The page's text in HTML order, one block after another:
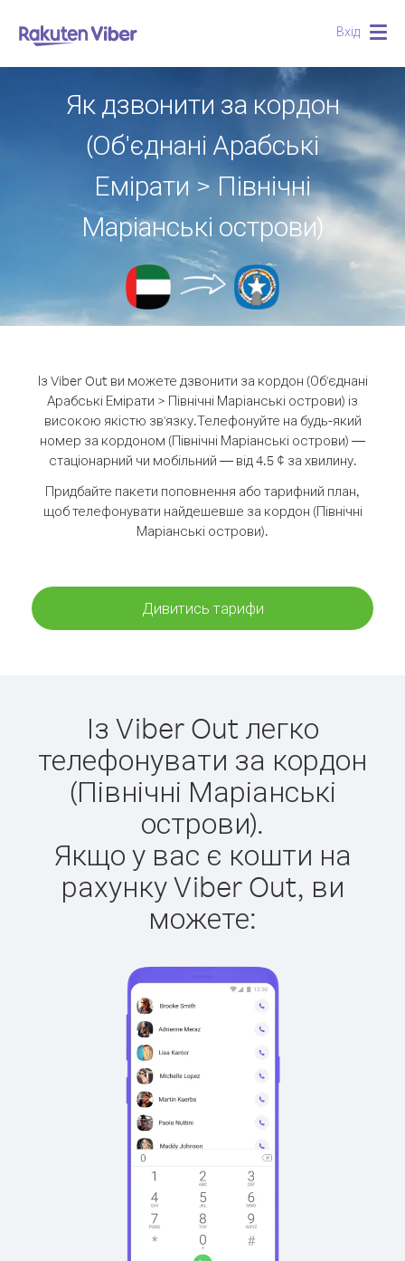
Вхід
Як дзвонити за кордон
(Об'єднані Арабські
Емірати > Північні
Маріанські острови)
Із Viber Out ви можете дзвонити за кордон (Об'єднані
Арабські Емірати > Північні Маріанські острови) із
високою якістю зв'язку.Телефонуйте на будь-який
номер за кордоном (Північні Маріанські острови) —
стаціонарний чи мобільний — від 4.5 ¢ за хвилину.
Придбайте пакети поповнення або тарифний план,
щоб телефонувати найдешевше за кордон (Північні
Маріанські острови).
Дивитись тарифи
Із Viber Out легко
телефонувати за кордон
(Північні Маріанські
острови).
Якщо у вас є кошти на
рахунку Viber Out, ви
можете: